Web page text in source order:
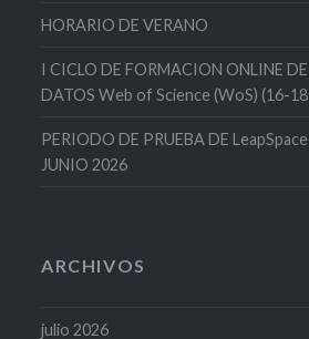
HORARIO DE VERANO
I CICLO DE FORMACION ONLINE DE
DATOS Web of Science (WoS) (16-
PERIODO DE PRUEBA DE
JUNIO 2026
ARCHIVOS
julio 2026